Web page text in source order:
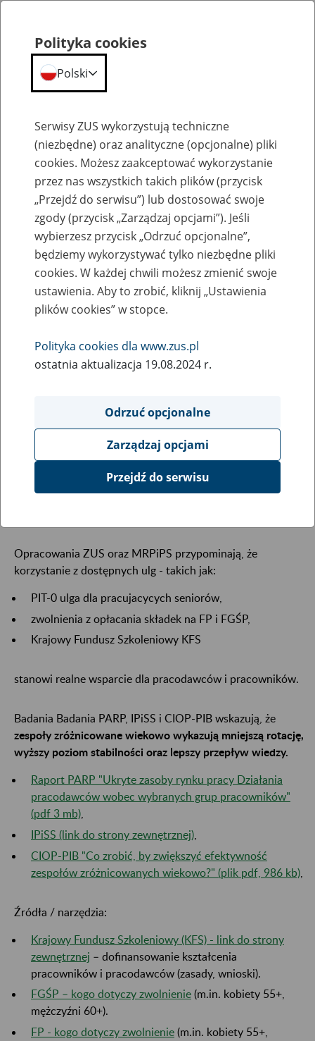
Aktywni 50+
Korzyści i ulgi
22 grudnia
2025
Opracowania ZUS oraz MRPiPS przypominają, że
korzystanie z dostępnych ulg - takich jak:
PIT-0 ulga dla pracujacycych seniorów,
zwolnienia z opłacania składek na FP i FGŚP,
Krajowy Fundusz Szkoleniowy KFS
stanowi realne wsparcie dla pracodawców i pracowników.
Badania Badania PARP, IPiSS i CIOP-PIB wskazują, że
zespoły zróżnicowane wiekowo wykazują mniejszą rotację,
wyższy poziom stabilności oraz lepszy przepływ wiedzy.
Raport PARP "Ukryte zasoby rynku pracy Działania
pracodawców wobec wybranych grup pracowników"
(pdf 3 mb)
IPiSS (link do strony zewnętrznej)
CIOP-PIB "Co zrobić, by zwiększyć efektywność
zespołów zróżnicowanych wiekowo?" (plik pdf, 986 kb)
Źródła / narzędzia:
Krajowy Fundusz Szkoleniowy (KFS) - link do strony
zewnętrznej – dofinansowanie kształcenia
pracowników i pracodawców (zasady, wnioski).
FGŚP – kogo dotyczy zwolnienie (m.in. kobiety 55+,
mężczyźni 60+).
FP - kogo dotyczy zwolnienie (m.in. kobiety 55+,
Polityka cookies
Polski
Serwisy ZUS wykorzystują techniczne
(niezbędne) oraz analityczne (opcjonalne) pliki
cookies. Możesz zaakceptować wykorzystanie
przez nas wszystkich takich plików (przycisk
„Przejdź do serwisu”) lub dostosować swoje
zgody (przycisk „Zarządzaj opcjami”). Jeśli
wybierzesz przycisk „Odrzuć opcjonalne”,
będziemy wykorzystywać tylko niezbędne pliki
cookies. W każdej chwili możesz zmienić swoje
ustawienia. Aby to zrobić, kliknij „Ustawienia
plików cookies” w stopce.
Polityka cookies dla www.zus.pl
ostatnia aktualizacja 19.08.2024 r.
Odrzuć opcjonalne
Zarządzaj opcjami
Przejdź do serwisu